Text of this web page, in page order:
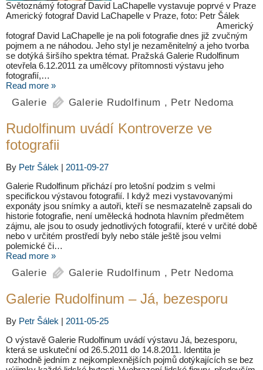
Světoznámý fotograf David LaChapelle vystavuje poprvé v Praze
Americký fotograf David LaChapelle v Praze, foto: Petr Šálek
Americký
fotograf David LaChapelle je na poli fotografie dnes již zvučným
pojmem a ne náhodou. Jeho styl je nezaměnitelný a jeho tvorba
se dotýká širšího spektra témat. Pražská Galerie Rudolfinum
otevřela 6.12.2011 za umělcovy přítomnosti výstavu jeho
fotografií,…
Read more »
Galerie Galerie Rudolfinum , Petr Nedoma
Rudolfinum uvádí Kontroverze ve
fotografii
By Petr Šálek | 2011-09-27
Galerie Rudolfinum přichází pro letošní podzim s velmi
specifickou výstavou fotografií. I když mezi vystavovanými
exponáty jsou snímky a autoři, kteří se nesmazatelně zapsali do
historie fotografie, není umělecká hodnota hlavním předmětem
zájmu, ale jsou to osudy jednotlivých fotografií, které v určité době
nebo v určitém prostředí byly nebo stále ještě jsou velmi
polemické či…
Read more »
Galerie Galerie Rudolfinum , Petr Nedoma
Galerie Rudolfinum – Já, bezesporu
By Petr Šálek | 2011-05-25
O výstavě Galerie Rudolfinum uvádí výstavu Já, bezesporu,
která se uskuteční od 26.5.2011 do 14.8.2011. Identita je
rozhodně jedním z nejkomplexnějších pojmů dotýkajících se bez